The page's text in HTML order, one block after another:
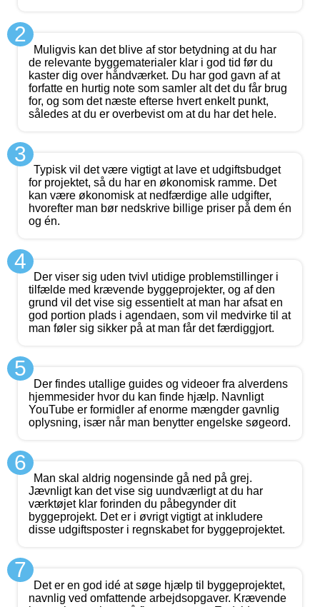
2
Muligvis kan det blive af stor betydning at du har
de relevante byggematerialer klar i god tid før du
kaster dig over håndværket. Du har god gavn af at
forfatte en hurtig note som samler alt det du får brug
for, og som det næste efterse hvert enkelt punkt,
således at du er overbevist om at du har det hele.
3
Typisk vil det være vigtigt at lave et udgiftsbudget
for projektet, så du har en økonomisk ramme. Det
kan være økonomisk at nedfærdige alle udgifter,
hvorefter man bør nedskrive billige priser på dem én
og én.
4
Der viser sig uden tvivl utidige problemstillinger i
tilfælde med krævende byggeprojekter, og af den
grund vil det vise sig essentielt at man har afsat en
god portion plads i agendaen, som vil medvirke til at
man føler sig sikker på at man får det færdiggjort.
5
Der findes utallige guides og videoer fra alverdens
hjemmesider hvor du kan finde hjælp. Navnligt
YouTube er formidler af enorme mængder gavnlig
oplysning, især når man benytter engelske søgeord.
6
Man skal aldrig nogensinde gå ned på grej.
Jævnligt kan det vise sig uundværligt at du har
værktøjet klar forinden du påbegynder dit
byggeprojekt. Det er i øvrigt vigtigt at inkludere
disse udgiftsposter i regnskabet for byggeprojektet.
7
Det er en god idé at søge hjælp til byggeprojektet,
navnlig ved omfattende arbejdsopgaver. Krævende